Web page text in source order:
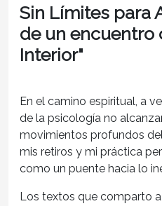
Sin Límites para
de un encuentro
Interior"
En el camino espiritual, a
de la psicología no
movimientos profundos
mis retiros y mi práctica
como un puente hacia lo
Los textos que comparto